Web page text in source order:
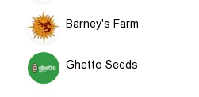
Barney's Farm
Ghetto Seeds